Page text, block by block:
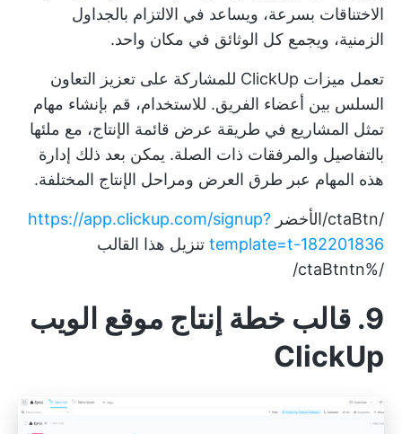
الاختناقات بسرعة، ويساعد في الالتزام بالجداول
الزمنية، ويجمع كل الوثائق في مكان واحد.
تعمل ميزات ClickUp للمشاركة على تعزيز التعاون
السلس بين أعضاء الفريق. للاستخدام، قم بإنشاء مهام
تمثل المشاريع في طريقة عرض قائمة الإنتاج، مع ملئها
بالتفاصيل والمرفقات ذات الصلة. يمكن بعد ذلك إدارة
هذه المهام عبر طرق العرض ومراحل الإنتاج المختلفة.
/ctaBtn/الأخضر
https://app.clickup.com/signup?
template=t-182201836 تنزيل هذا القالب
/%ctaBtntn/
9. قالب خطة إنتاج موقع الويب
ClickUp